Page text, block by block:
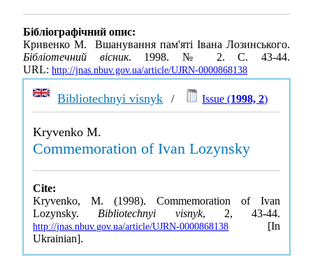
Бібліографічний опис:
Кривенко М. Вшанування пам'яті Івана Лозинського.
Бібліотечний вісник. 1998. № 2. С. 43-44.
URL: http://jnas.nbuv.gov.ua/article/UJRN-0000868138
Bibliotechnyi visnyk / Issue (1998, 2)
Kryvenko M.
Commemoration of Ivan Lozynsky
Cite:
Kryvenko, M. (1998). Commemoration of Ivan
Lozynsky. Bibliotechnyi visnyk, 2, 43-44.
http://jnas.nbuv.gov.ua/article/UJRN-0000868138 [In
Ukrainian].